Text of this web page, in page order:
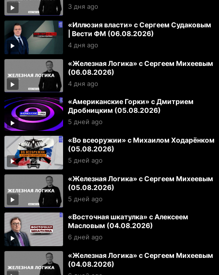
3 дня ago
«Иллюзия власти» с Сергеем Судаковым
| Вести ФМ (06.08.2026)
4 дня ago
«Железная Логика» с Сергеем Михеевым
(06.08.2026)
4 дня ago
«Американские Горки» с Дмитрием
Дробницким (05.08.2026)
5 дней ago
«Во всеоружии» с Михаилом Ходарёнком
(05.08.2026)
5 дней ago
«Железная Логика» с Сергеем Михеевым
(05.08.2026)
5 дней ago
«Восточная шкатулка» с Алексеем
Масловым (04.08.2026)
6 дней ago
«Железная Логика» с Сергеем Михеевым
(04.08.2026)